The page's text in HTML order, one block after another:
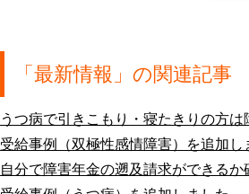
「最新情報」の関連記事
うつ病で引きこもり・寝たきりの方
受給事例（双極性感情障害）を追加し
自分で障害年金の遡及請求ができるか